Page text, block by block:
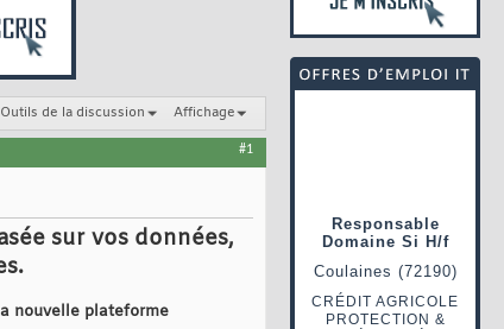
Outils de la discussion Affichage
#1
sur vos données,
nouvelle plateforme